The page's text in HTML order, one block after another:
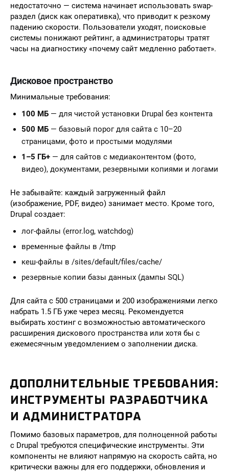
недостаточно — система начинает использовать swap-
раздел (диск как оперативка), что приводит к резкому
падению скорости. Пользователи уходят, поисковые
системы понижают рейтинг, а администраторы тратят
часы на диагностику «почему сайт медленно работает».
Дисковое пространство
Минимальные требования:
100 МБ — для чистой установки Drupal без контента
500 МБ — базовый порог для сайта с 10–20
страницами, фото и простыми модулями
1–5 ГБ+ — для сайтов с медиаконтентом (фото,
видео), документами, резервными копиями и логами
Не забывайте: каждый загруженный файл
(изображение, PDF, видео) занимает место. Кроме того,
Drupal создает:
лог-файлы (error.log, watchdog)
временные файлы в /tmp
кеш-файлы в /sites/default/files/cache/
резервные копии базы данных (дампы SQL)
Для сайта с 500 страницами и 200 изображениями легко
набрать 1.5 ГБ уже через месяц. Рекомендуется
выбирать хостинг с возможностью автоматического
расширения дискового пространства или хотя бы с
ежемесячным уведомлением о заполнении диска.
ДОПОЛНИТЕЛЬНЫЕ ТРЕБОВАНИЯ:
ИНСТРУМЕНТЫ РАЗРАБОТЧИКА
И АДМИНИСТРАТОРА
Помимо базовых параметров, для полноценной работы
с Drupal требуются специфические инструменты. Эти
компоненты не влияют напрямую на скорость сайта, но
критически важны для его поддержки, обновления и